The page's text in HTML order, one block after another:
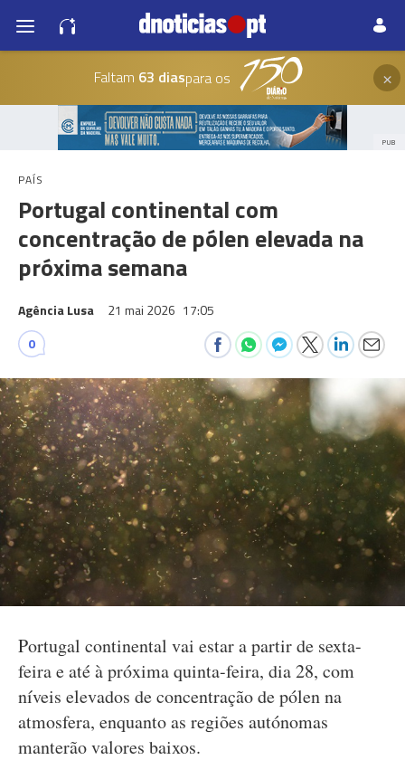
Faltam 63 diaspara os ×
PUB
PAÍS
Portugal continental com
concentração de pólen elevada na
próxima semana
Agência Lusa 21 mai 2026 17:05
0
Portugal continental vai estar a partir de sexta-
feira e até à próxima quinta-feira, dia 28, com
níveis elevados de concentração de pólen na
atmosfera, enquanto as regiões autónomas
manterão valores baixos.